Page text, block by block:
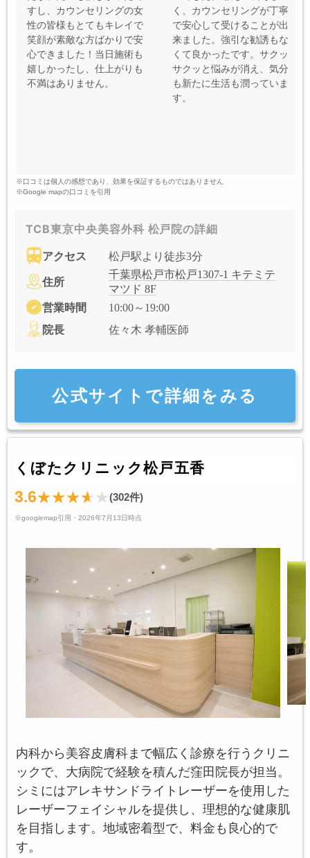
すし、カウンセリングの女
性の皆様もとてもキレイで
笑顔が素敵な方ばかりで安
心できました！当日施術も
嬉しかったし、仕上がりも
不満はありません。
く、カウンセリングが丁寧
で安心して受けることが出
来ました。強引な勧誘もな
くて良かったです。サクッ
サクッと悩みが消え、気分
も新たに生活も潤っていま
す。
※口コミは個人の感想であり、効果を保証するものではありません
※Google mapの口コミを引用
TCB東京中央美容外科 松戸院の詳細
アクセス 松戸駅より徒歩3分
住所
千葉県松戸市松戸1307-1 キテミテ
マツド 8F
営業時間
10:00～19:00
院長
佐々木 孝輔医師
公式サイトで詳細をみる
くぼたクリニック松戸五香
3.6 (302件)
※googlemap引用・2026年7月13日時点
内科から美容皮膚科まで幅広く診療を行うクリニ
ックで、大病院で経験を積んだ窪田院長が担当。
シミにはアレキサンドライトレーザーを使用した
レーザーフェイシャルを提供し、理想的な健康肌
を目指します。地域密着型で、料金も良心的で
す。